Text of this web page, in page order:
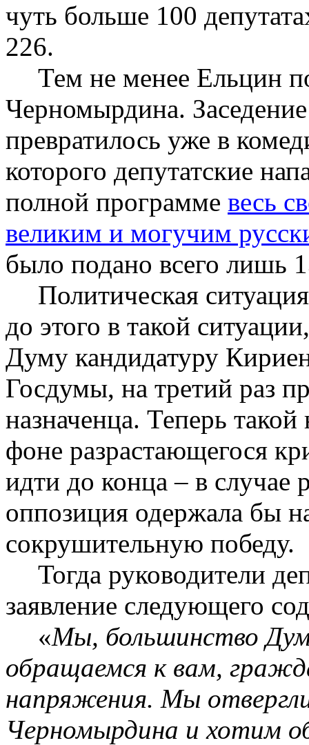
чуть больше 100
226.
Тем не менее Ельцин
Черномырдина.
превратилось уже в
которого депутатские
полной программе весь
великим и могучим
было подано всего лишь
Политическая
до этого в такой
Думу кандидатуру
Госдумы, на третий раз
назначенца. Теперь
фоне разрастающегося
идти до конца – в случае
оппозиция одержала бы
сокрушительную победу.
Тогда руководители
заявление следующего
«Мы, большинство
обращаемся к вам,
напряжения. Мы
Черномырдина и хотим